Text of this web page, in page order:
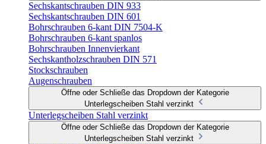
Sechskantschrauben DIN 933
Sechskantschrauben DIN 601
Bohrschrauben 6-kant DIN 7504-K
Bohrschrauben 6-kant spanlos
Bohrschrauben Innenvierkant
Sechskantholzschrauben DIN 571
Stockschrauben
Augenschrauben
Öffne oder Schließe das Dropdown der Kategorie
Unterlegscheiben Stahl verzinkt
Unterlegscheiben Stahl verzinkt
Öffne oder Schließe das Dropdown der Kategorie
Unterlegscheiben Stahl verzinkt